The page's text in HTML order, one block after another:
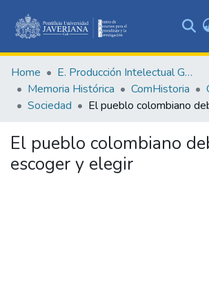
&
Collections
All of
Statistics
Home
E. Producción Intelectual General
Memoria Histórica
ComHistoria
Sociedad
El pueblo colombiano
escoger y elegir